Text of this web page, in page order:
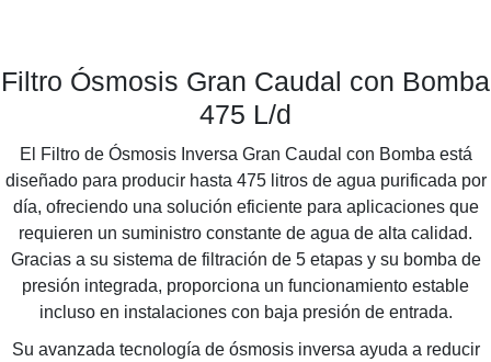
Filtro Ósmosis Gran Caudal con Bomba
475 L/d
El Filtro de Ósmosis Inversa Gran Caudal con Bomba está
diseñado para producir hasta 475 litros de agua purificada por
día, ofreciendo una solución eficiente para aplicaciones que
requieren un suministro constante de agua de alta calidad.
Gracias a su sistema de filtración de 5 etapas y su bomba de
presión integrada, proporciona un funcionamiento estable
incluso en instalaciones con baja presión de entrada.
Su avanzada tecnología de ósmosis inversa ayuda a reducir